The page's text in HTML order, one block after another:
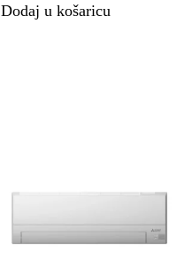
Dodaj u košaricu